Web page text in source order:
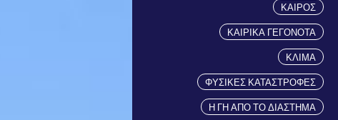
ΚΑΙΡΟΣ
ΚΑΙΡΙΚΑ ΓΕΓΟΝΟΤΑ
ΚΛΙΜΑ
ΦΥΣΙΚΕΣ ΚΑΤΑΣΤΡΟΦΕΣ
Η ΓΗ ΑΠΟ ΤΟ ΔΙΑΣΤΗΜΑ